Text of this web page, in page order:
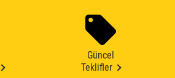
Güncel
Teklifler